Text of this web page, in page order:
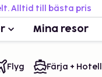
Alltid till bästa pris
Mina resor
Flyg Färja + Hotell